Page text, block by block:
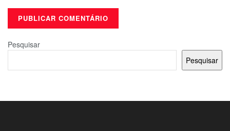
Pesquisar
Pesquisar